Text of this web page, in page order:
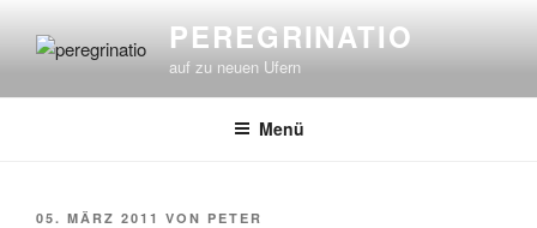
Inhalt
PEREGRINATIO
auf zu neuen Ufern
Menü
VERÖFFENTLICHT
05. MÄRZ 2011 VON PETER